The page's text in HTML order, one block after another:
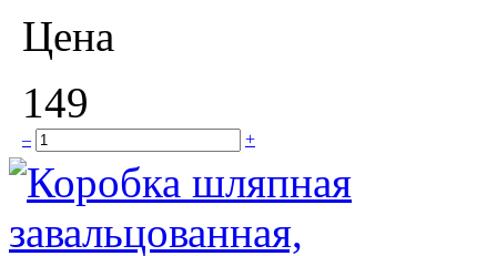
Цена
149
– +